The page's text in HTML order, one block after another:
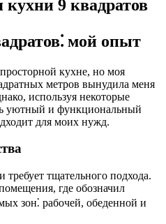
9 квадратов
мой опыт
кухне, но моя
метров вынудила меня
используя некоторые
уютный и функциональный
для моих нужд.
тщательного подхода.
где обозначил
зон⁚ рабочей, обеденной и